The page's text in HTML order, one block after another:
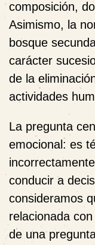
composición,
Asimismo, la
bosque
carácter
de la
actividades
La pregunta
emocional: es
conducir a
consideramos
relacionada
de una